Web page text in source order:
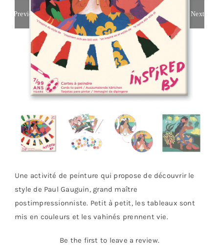
Previous Next
Une activité de peinture qui propose de découvrir le
style de Paul Gauguin, grand maître
postimpressionniste. Petit à petit, les tableaux sont
mis en couleurs et les vahinés prennent vie.
Be the first to leave a review.